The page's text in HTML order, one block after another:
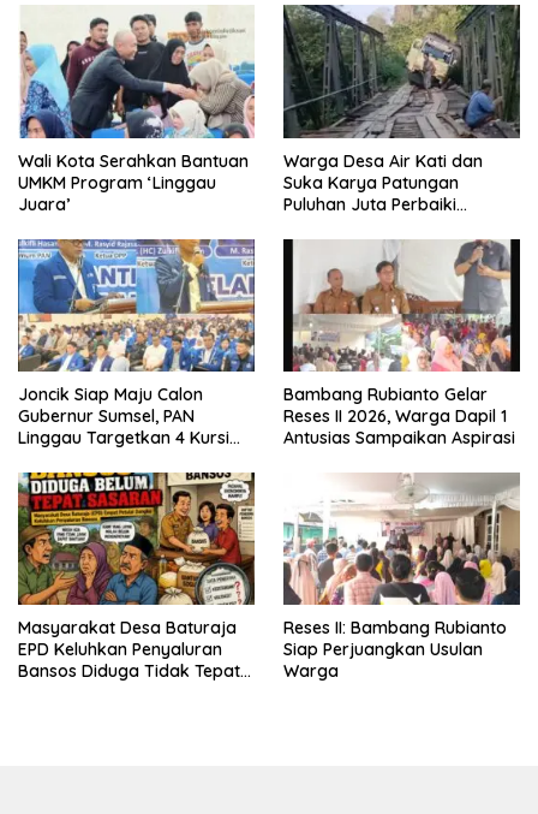
Wali Kota Serahkan Bantuan
UMKM Program ‘Linggau
Juara’
Warga Desa Air Kati dan
Suka Karya Patungan
Puluhan Juta Perbaiki
Joncik Siap Maju Calon
Gubernur Sumsel, PAN
Linggau Targetkan 4 Kursi
Bambang Rubianto Gelar
Reses II 2026, Warga Dapil 1
Antusias Sampaikan Aspirasi
Masyarakat Desa Baturaja
EPD Keluhkan Penyaluran
Bansos Diduga Tidak Tepat
Reses II: Bambang Rubianto
Siap Perjuangkan Usulan
Warga